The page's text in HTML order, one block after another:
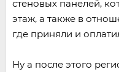
стеновых панелей,
этаж, а также в
где приняли и
Ну а после этого